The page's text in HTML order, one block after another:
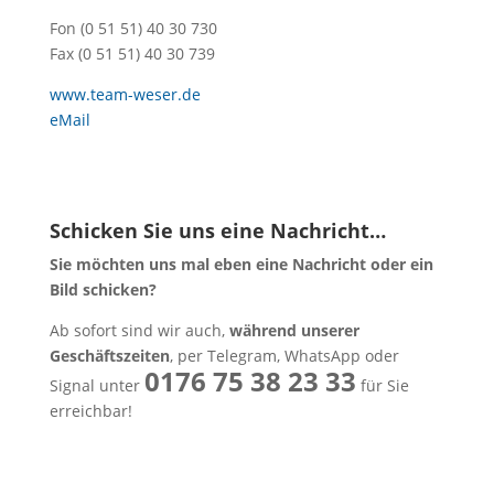
Fon (0 51 51) 40 30 730
Fax (0 51 51) 40 30 739
www.team-weser.de
eMail
Schicken Sie uns eine Nachricht…
Sie möchten uns mal eben eine Nachricht oder ein
Bild schicken?
Ab sofort sind wir auch, während unserer
Geschäftszeiten, per Telegram, WhatsApp oder
Signal unter 0176 75 38 23 33 für Sie
erreichbar!